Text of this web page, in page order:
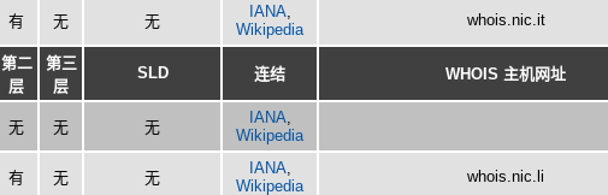
有 无 无
IANA,
Wikipedia
whois.nic.it
第二
层
第三
层
SLD 连结 WHOIS 主机网址
无 无 无
IANA
Wikipedia
有 无 无
IANA,
Wikipedia
whois.nic.li